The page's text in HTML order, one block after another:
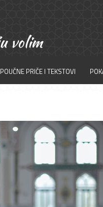
POUČNE PRIČE I TEKSTOVI